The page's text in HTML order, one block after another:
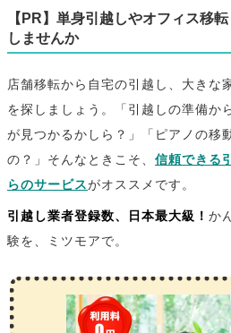
【PR】単身引越しやオフィス移
しませんか
店舗移転から自宅の引越し、大きな
を探しましょう。「引越しの準備か
が見つかるかしら？」「ピアノの移
の？」そんなときこそ、 信頼できる
らのサービスがオススメです。
引越し業者登録数、日本最大級！ か
験を、ミツモアで。